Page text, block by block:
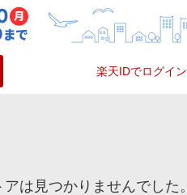
楽天IDでログイン
は見つかりませんでした。